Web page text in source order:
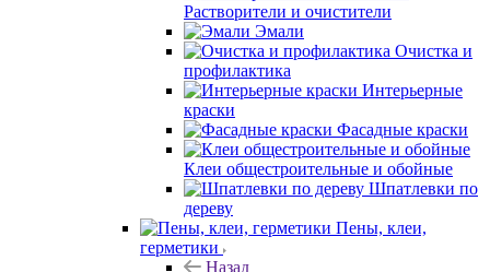
Растворители и очистители
Эмали
Очистка и
профилактика
Интерьерные
краски
Фасадные краски
Клеи общестроительные и обойные
Шпатлевки по
дереву
Пены, клеи,
герметики
Назад